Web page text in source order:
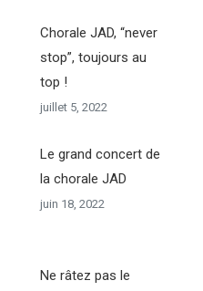
Chorale JAD, “never
stop”, toujours au
top !
juillet 5, 2022
Le grand concert de
la chorale JAD
juin 18, 2022
Ne râtez pas le